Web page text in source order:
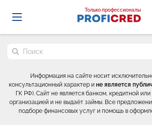
Probrokery - Только
Только профессионалы
Поиск по сайту
Информация на сайте носит
консультационный характер и не является
ГК РФ). Сайт не является банком, кредитной
организацией и не выдаёт займы. Все
подборе финансовых услуг и помощь в